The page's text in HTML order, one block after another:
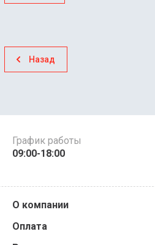
Назад
График работы
09:00-18:00
О компании
Оплата